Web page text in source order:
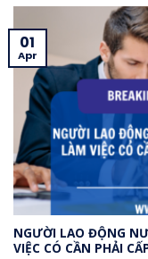
NGƯỜI LAO ĐỘNG
VIỆC CÓ CẦN PHẢI
01
Apr